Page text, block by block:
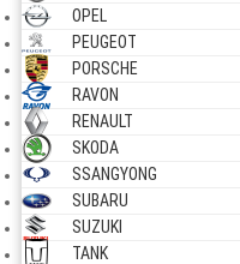
OPEL
PEUGEOT
PORSCHE
RAVON
RENAULT
SKODA
SSANGYONG
SUBARU
SUZUKI
TANK